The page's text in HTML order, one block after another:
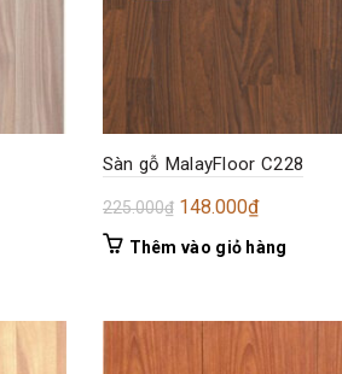
Sàn gỗ MalayFloor C228
225.000₫ Giá
gốc
148.000₫Giá
hiện
148.000₫.
Thêm vào giỏ hàng